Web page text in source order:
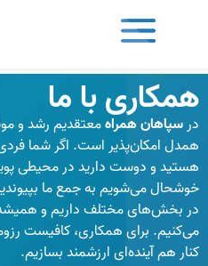
همکاری با ما
درسپاهان همراهمعتقدیم رشد و
همدل امکان‌پذیر است. اگر شما فردی
هستید و دوست دارید در محیطی پویا
خوشحال می‌شویم به جمع ما
در بخش‌های مختلف داریم و همیشه از
می‌کنیم. برای همکاری، کافیست رزومه
کنار هم آینده‌ای ارزشمند بسازیم.